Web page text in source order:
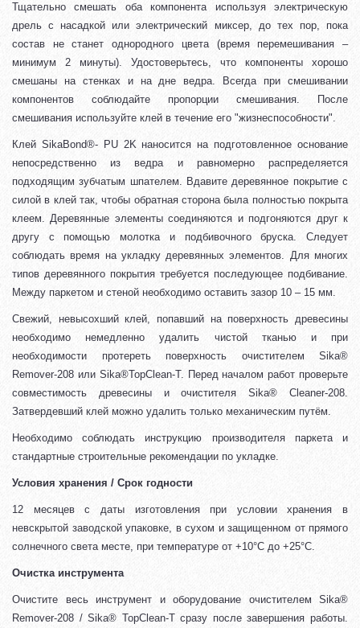
Тщательно смешать оба компонента используя электрическую
дрель с насадкой или электрический миксер, до тех пор, пока
состав не станет однородного цвета (время перемешивания –
минимум 2 минуты). Удостоверьтесь, что компоненты хорошо
смешаны на стенках и на дне ведра. Всегда при смешивании
компонентов соблюдайте пропорции смешивания. После
смешивания используйте клей в течение его "жизнеспособности".
Клей SikaBond®- PU 2K наносится на подготовленное основание
непосредственно из ведра и равномерно распределяется
подходящим зубчатым шпателем. Вдавите деревянное покрытие с
силой в клей так, чтобы обратная сторона была полностью покрыта
клеем. Деревянные элементы соединяются и подгоняются друг к
другу с помощью молотка и подбивочного бруска. Следует
соблюдать время на укладку деревянных элементов. Для многих
типов деревянного покрытия требуется последующее подбивание.
Между паркетом и стеной необходимо оставить зазор 10 – 15 мм.
Свежий, невысохший клей, попавший на поверхность древесины
необходимо немедленно удалить чистой тканью и при
необходимости протереть поверхность очистителем Sika®
Remover-208 или Sika®TopClean-T. Перед началом работ проверьте
совместимость древесины и очистителя Sika® Cleaner-208.
Затвердевший клей можно удалить только механическим путём.
Необходимо соблюдать инструкцию производителя паркета и
стандартные строительные рекомендации по укладке.
Условия хранения / Срок годности
12 месяцев с даты изготовления при условии хранения в
невскрытой заводской упаковке, в сухом и защищенном от прямого
солнечного света месте, при температуре от +10°C до +25°C.
Очистка инструмента
Очистите весь инструмент и оборудование очистителем Sika®
Remover-208 / Sika® TopClean-T сразу после завершения работы.